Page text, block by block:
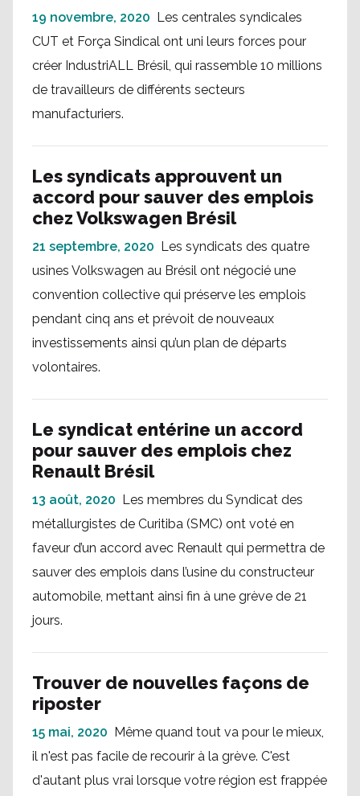
19 novembre, 2020 Les centrales syndicales
CUT et Força Sindical ont uni leurs forces pour
créer IndustriALL Brésil, qui rassemble 10 millions
de travailleurs de différents secteurs
manufacturiers.
Les syndicats approuvent un
accord pour sauver des emplois
chez Volkswagen Brésil
21 septembre, 2020 Les syndicats des quatre
usines Volkswagen au Brésil ont négocié une
convention collective qui préserve les emplois
pendant cinq ans et prévoit de nouveaux
investissements ainsi qu’un plan de départs
volontaires.
Le syndicat entérine un accord
pour sauver des emplois chez
Renault Brésil
13 août, 2020 Les membres du Syndicat des
métallurgistes de Curitiba (SMC) ont voté en
faveur d’un accord avec Renault qui permettra de
sauver des emplois dans l’usine du constructeur
automobile, mettant ainsi fin à une grève de 21
jours.
Trouver de nouvelles façons de
riposter
15 mai, 2020 Même quand tout va pour le mieux,
il n'est pas facile de recourir à la grève. C'est
d'autant plus vrai lorsque votre région est frappée